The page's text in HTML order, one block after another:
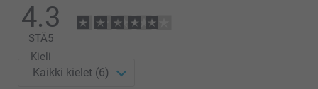
4.3
STÄ5
Kieli